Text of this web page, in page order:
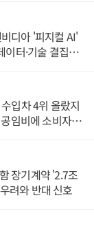
디아 '피지컬 AI'
이터·기술 결집
입차 4위 올랐지
임비에 소비자
장기계약 '2.7조
려와 반대 신호